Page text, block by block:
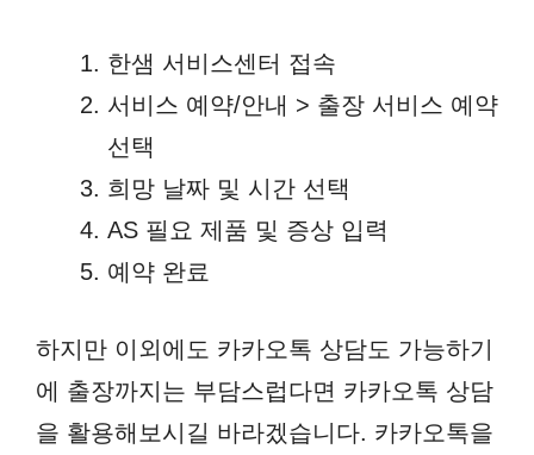
한샘 서비스센터 접속
서비스 예약/안내 > 출장 서비스 예약
선택
희망 날짜 및 시간 선택
AS 필요 제품 및 증상 입력
예약 완료
하지만 이외에도 카카오톡 상담도 가능하기
에 출장까지는 부담스럽다면 카카오톡 상담
을 활용해보시길 바라겠습니다. 카카오톡을